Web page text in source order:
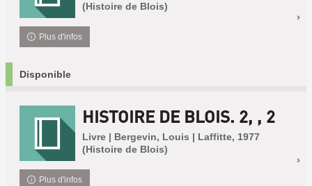
(Histoire de Blois)
Plus d'infos
Disponible
HISTOIRE DE BLOIS. 2, , 2
Livre | Bergevin, Louis | Laffitte, 1977
(Histoire de Blois)
Plus d'infos